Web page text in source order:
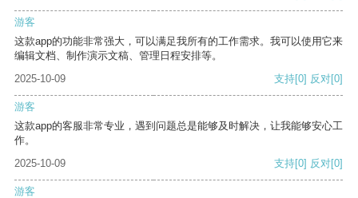
游客
这款app的功能非常强大，可以满足我所有的工作需求。我可以使用它来
编辑文档、制作演示文稿、管理日程安排等。
2025-10-09
支持[0] 反对[0]
游客
这款app的客服非常专业，遇到问题总是能够及时解决，让我能够安心工
作。
2025-10-09
支持[0] 反对[0]
游客